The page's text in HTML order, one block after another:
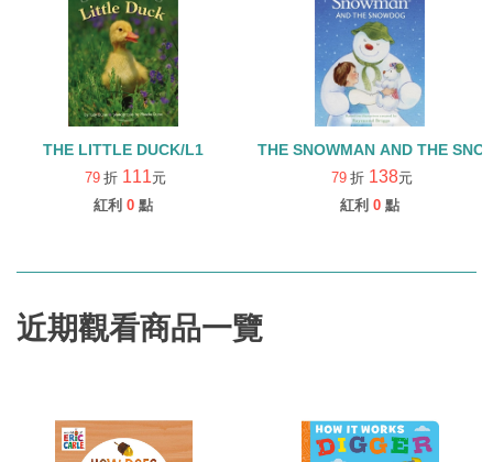
THE LITTLE DUCK/L1
79 折 111元
紅利 0 點
THE SNOWMAN AND THE
79 折 138元
紅利 0 點
近期觀看商品一覽